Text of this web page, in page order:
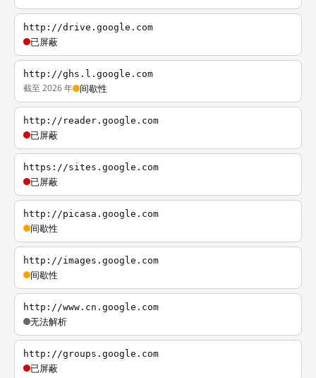
http://drive.google.com
已屏蔽
http://ghs.l.google.com
截至 2026 年 间歇性
http://reader.google.com
已屏蔽
https://sites.google.com
已屏蔽
http://picasa.google.com
间歇性
http://images.google.com
间歇性
http://www.cn.google.com
无法解析
http://groups.google.com
已屏蔽